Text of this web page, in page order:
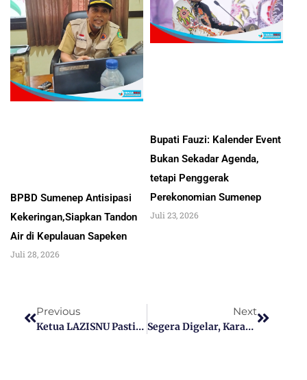
BPBD Sumenep Antisipasi
Kekeringan,Siapkan Tandon
Air di Kepulauan Sapeken
Juli 28, 2026
Bupati Fauzi: Kalender Event
Bukan Sekadar Agenda,
tetapi Penggerak
Perekonomian Sumenep
Juli 23, 2026
Previous
Ketua LAZISNU Pastikan Kotak Amal Di Sumenep Ilegal
Next
Segera Digelar, Karapan Kambing Championsip Sumenep 2023